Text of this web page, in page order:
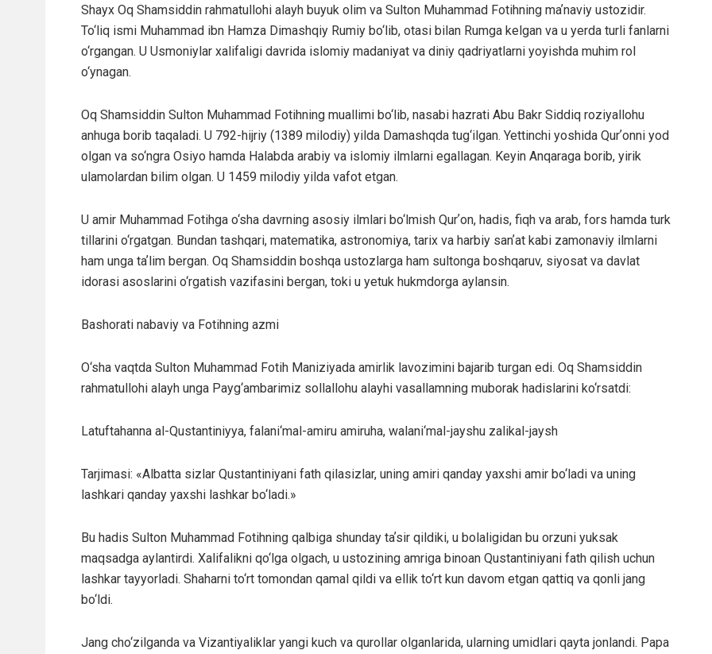
Shayx Oq Shamsiddin rahmatullohi alayh buyuk olim va Sulton Muhammad Fotihning maʼnaviy ustozidir.
To‘liq ismi Muhammad ibn Hamza Dimashqiy Rumiy bo‘lib, otasi bilan Rumga kelgan va u yerda turli fanlarni
o‘rgangan. U Usmoniylar xalifaligi davrida islomiy madaniyat va diniy qadriyatlarni yoyishda muhim rol
o‘ynagan.
Oq Shamsiddin Sulton Muhammad Fotihning muallimi bo‘lib, nasabi hazrati Abu Bakr Siddiq roziyallohu
anhuga borib taqaladi. U 792-hijriy (1389 milodiy) yilda Damashqda tug‘ilgan. Yettinchi yoshida Qurʼonni yod
olgan va so‘ngra Osiyo hamda Halabda arabiy va islomiy ilmlarni egallagan. Keyin Anqaraga borib, yirik
ulamolardan bilim olgan. U 1459 milodiy yilda vafot etgan.
U amir Muhammad Fotihga o‘sha davrning asosiy ilmlari bo‘lmish Qurʼon, hadis, fiqh va arab, fors hamda turk
tillarini o‘rgatgan. Bundan tashqari, matematika, astronomiya, tarix va harbiy sanʼat kabi zamonaviy ilmlarni
ham unga taʼlim bergan. Oq Shamsiddin boshqa ustozlarga ham sultonga boshqaruv, siyosat va davlat
idorasi asoslarini o‘rgatish vazifasini bergan, toki u yetuk hukmdorga aylansin.
Bashorati nabaviy va Fotihning azmi
O‘sha vaqtda Sulton Muhammad Fotih Maniziyada amirlik lavozimini bajarib turgan edi. Oq Shamsiddin
rahmatullohi alayh unga Payg‘ambarimiz sollallohu alayhi vasallamning muborak hadislarini ko‘rsatdi:
Latuftahanna al-Qustantiniyya, falani‘mal-amiru amiruha, walani‘mal-jayshu zalikal-jaysh
Tarjimasi: «Albatta sizlar Qustantiniyani fath qilasizlar, uning amiri qanday yaxshi amir bo‘ladi va uning
lashkari qanday yaxshi lashkar bo‘ladi.»
Bu hadis Sulton Muhammad Fotihning qalbiga shunday taʼsir qildiki, u bolaligidan bu orzuni yuksak
maqsadga aylantirdi. Xalifalikni qo‘lga olgach, u ustozining amriga binoan Qustantiniyani fath qilish uchun
lashkar tayyorladi. Shaharni to‘rt tomondan qamal qildi va ellik to‘rt kun davom etgan qattiq va qonli jang
bo‘ldi.
Jang cho‘zilganda va Vizantiyaliklar yangi kuch va qurollar olganlarida, ularning umidlari qayta jonlandi. Papa